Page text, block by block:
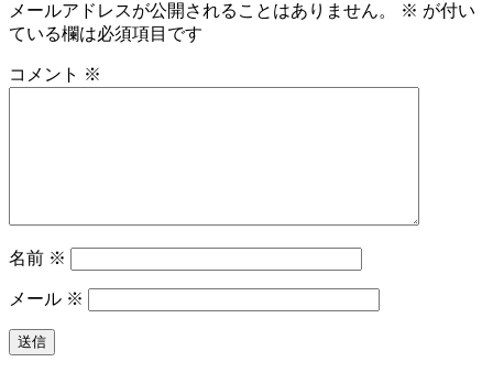
メールアドレスが公開されることはありません。 ※ が付い
ている欄は必須項目です
コメント ※
名前 ※
メール ※